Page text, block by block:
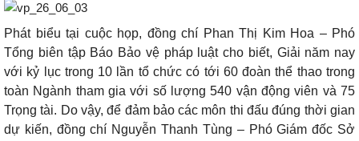
Phát biểu tại cuộc họp, đồng chí Phan Thị Kim Hoa – Phó
Tổng biên tập Báo Bảo vệ pháp luật cho biết, Giải năm nay
với kỷ lục trong 10 lần tổ chức có tới 60 đoàn thể thao trong
toàn Ngành tham gia với số lượng 540 vận động viên và 75
Trọng tài. Do vậy, để đảm bảo các môn thi đấu đúng thời gian
dự kiến, đồng chí Nguyễn Thanh Tùng – Phó Giám đốc Sở